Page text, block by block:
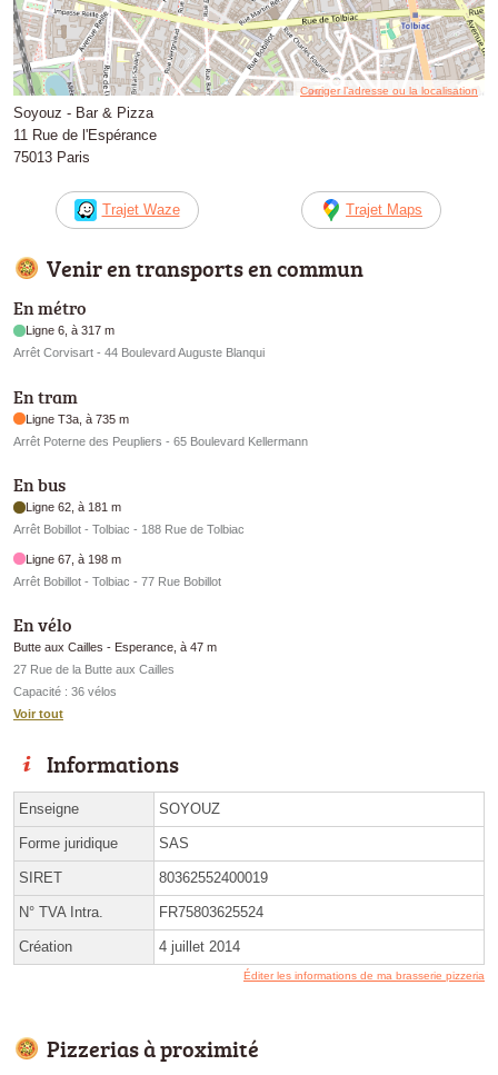
Corriger l’adresse ou la localisation
Soyouz - Bar & Pizza
11 Rue de l'Espérance
75013 Paris
Trajet Waze Trajet Maps
Venir en transports en commun
En métro
Ligne 6, à 317 m
Arrêt Corvisart - 44 Boulevard Auguste Blanqui
En tram
Ligne T3a, à 735 m
Arrêt Poterne des Peupliers - 65 Boulevard Kellermann
En bus
Ligne 62, à 181 m
Arrêt Bobillot - Tolbiac - 188 Rue de Tolbiac
Ligne 67, à 198 m
Arrêt Bobillot - Tolbiac - 77 Rue Bobillot
En vélo
Butte aux Cailles - Esperance, à 47 m
27 Rue de la Butte aux Cailles
Capacité : 36 vélos
Voir tout
Informations
Enseigne SOYOUZ
Forme juridique SAS
SIRET 80362552400019
N° TVA Intra. FR75803625524
Création 4 juillet 2014
Éditer les informations de ma brasserie pizzeria
Pizzerias à proximité